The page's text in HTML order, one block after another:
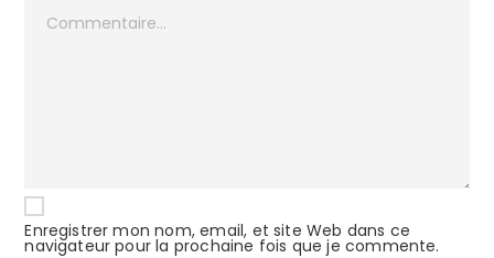
Enregistrer mon nom, email, et site Web dans ce
navigateur pour la prochaine fois que je commente.